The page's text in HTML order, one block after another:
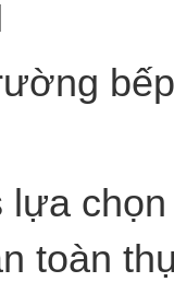
lựa
toàn